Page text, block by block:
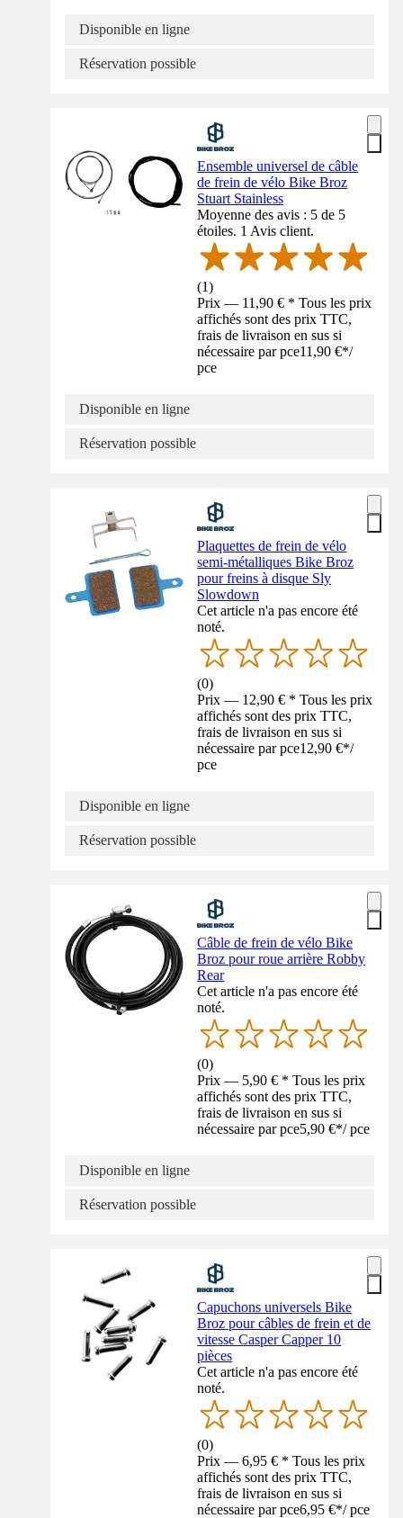
Disponible en ligne
Réservation possible
Ensemble universel de câble
de frein de vélo Bike Broz
Stuart Stainless
Moyenne des avis : 5 de 5
étoiles. 1 Avis client.
(1)
Prix — 11,90 € * Tous les prix
affichés sont des prix TTC,
frais de livraison en sus si
nécessaire par pce11,90 €*/
pce
Disponible en ligne
Réservation possible
Plaquettes de frein de vélo
semi-métalliques Bike Broz
pour freins à disque Sly
Slowdown
Cet article n'a pas encore été
noté.
(0)
Prix — 12,90 € * Tous les prix
affichés sont des prix TTC,
frais de livraison en sus si
nécessaire par pce12,90 €*/
pce
Disponible en ligne
Réservation possible
Câble de frein de vélo Bike
Broz pour roue arrière Robby
Rear
Cet article n'a pas encore été
noté.
(0)
Prix — 5,90 € * Tous les prix
affichés sont des prix TTC,
frais de livraison en sus si
nécessaire par pce5,90 €*/ pce
Disponible en ligne
Réservation possible
Capuchons universels Bike
Broz pour câbles de frein et de
vitesse Casper Capper 10
pièces
Cet article n'a pas encore été
noté.
(0)
Prix — 6,95 € * Tous les prix
affichés sont des prix TTC,
frais de livraison en sus si
nécessaire par pce6,95 €*/ pce